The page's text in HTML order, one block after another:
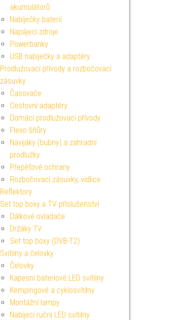
akumulátorů
Nabíječky baterií
Napájecí zdroje
Powerbanky
USB nabíječky a adaptéry
Prodlužovací přívody a rozbočovací
zásuvky
Časovače
Cestovní adaptéry
Domácí prodlužovací přívody
Flexo šňůry
Navijáky (bubny) a zahradní
prodlužky
Přepěťové ochrany
Rozbočovací zásuvky, vidlice
Reflektory
Set top boxy a TV příslušenství
Dálkové ovladače
Držáky TV
Set top boxy (DVB-T2)
Svítilny a čelovky
Čelovky
Kapesní bateriové LED svítilny
Kempingové a cyklosvítilny
Montážní lampy
Nabíjecí ruční LED svítilny